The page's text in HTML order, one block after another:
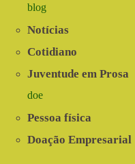
blog
Notícias
Cotidiano
Juventude em Prosa
doe
Pessoa física
Doação Empresarial